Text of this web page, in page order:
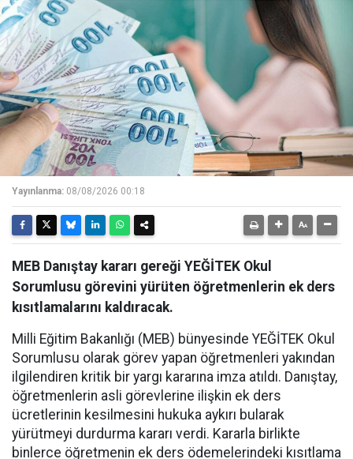
Yayınlanma: 08/08/2026 00:18
MEB Danıştay kararı gereği YEĞİTEK Okul
Sorumlusu görevini yürüten öğretmenlerin ek ders
kısıtlamalarını kaldıracak.
Milli Eğitim Bakanlığı (MEB) bünyesinde YEĞİTEK Okul
Sorumlusu olarak görev yapan öğretmenleri yakından
ilgilendiren kritik bir yargı kararına imza atıldı. Danıştay,
öğretmenlerin asli görevlerine ilişkin ek ders
ücretlerinin kesilmesini hukuka aykırı bularak
yürütmeyi durdurma kararı verdi. Kararla birlikte
binlerce öğretmenin ek ders ödemelerindeki kısıtlama